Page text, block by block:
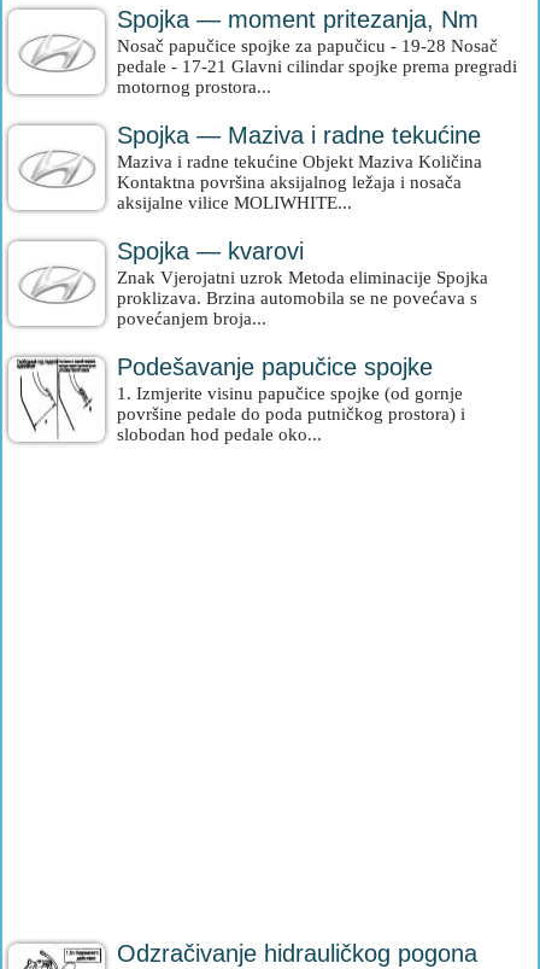
Spojka — moment pritezanja, Nm
Nosač papučice spojke za papučicu - 19-28 Nosač
pedale - 17-21 Glavni cilindar spojke prema pregradi
motornog prostora...
Spojka — Maziva i radne tekućine
Maziva i radne tekućine Objekt Maziva Količina
Kontaktna površina aksijalnog ležaja i nosača
aksijalne vilice MOLIWHITE...
Spojka — kvarovi
Znak Vjerojatni uzrok Metoda eliminacije Spojka
proklizava. Brzina automobila se ne povećava s
povećanjem broja...
Podešavanje papučice spojke
1. Izmjerite visinu papučice spojke (od gornje
površine pedale do poda putničkog prostora) i
slobodan hod pedale oko...
Odzračivanje hidrauličkog pogona